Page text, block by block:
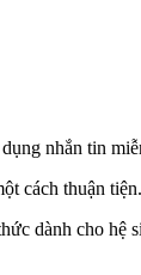
nhắn tin
cách thuận
dành cho hệ